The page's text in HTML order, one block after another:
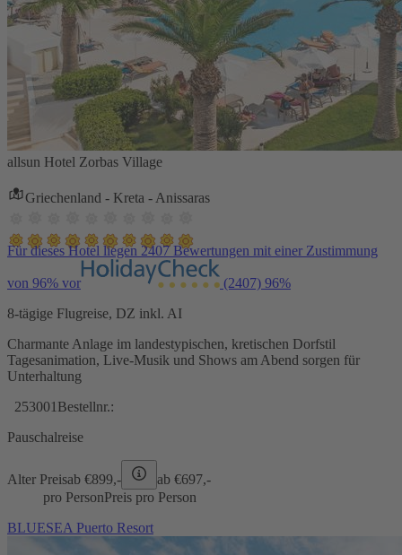
allsun Hotel Zorbas Village
Griechenland - Kreta - Anissaras
Für dieses Hotel liegen 2407 Bewertungen mit einer Zustimmung
von 96% vor (2407) 96%
8-tägige Flugreise, DZ inkl. AI
Charmante Anlage im landestypischen, kretischen Dorfstil
Tagesanimation, Live-Musik und Shows am Abend sorgen für
Unterhaltung
253001 Bestellnr.:
Pauschalreise
Alter Preisab €899,- ab €697,-
pro PersonPreis pro Person
BLUESEA Puerto Resort